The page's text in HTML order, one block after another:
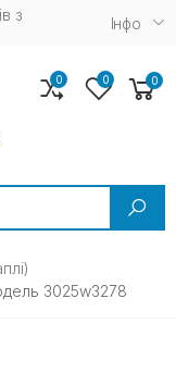
з
Iнфо
0 0 0
3025w3278